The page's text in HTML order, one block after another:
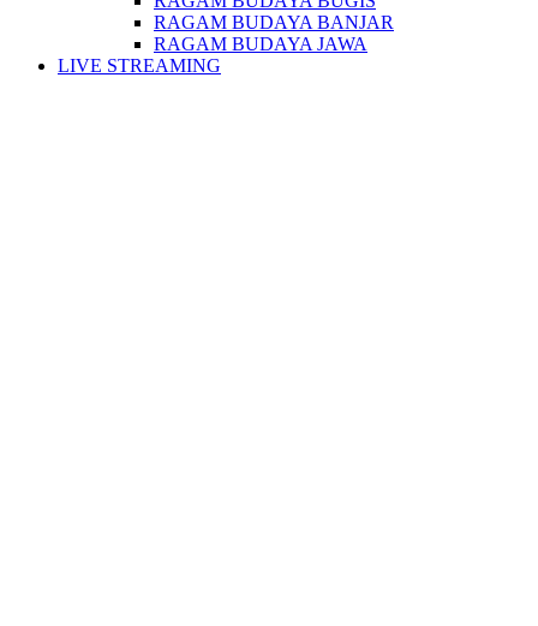
RAGAM BUDAYA BANJAR
RAGAM BUDAYA JAWA
LIVE STREAMING